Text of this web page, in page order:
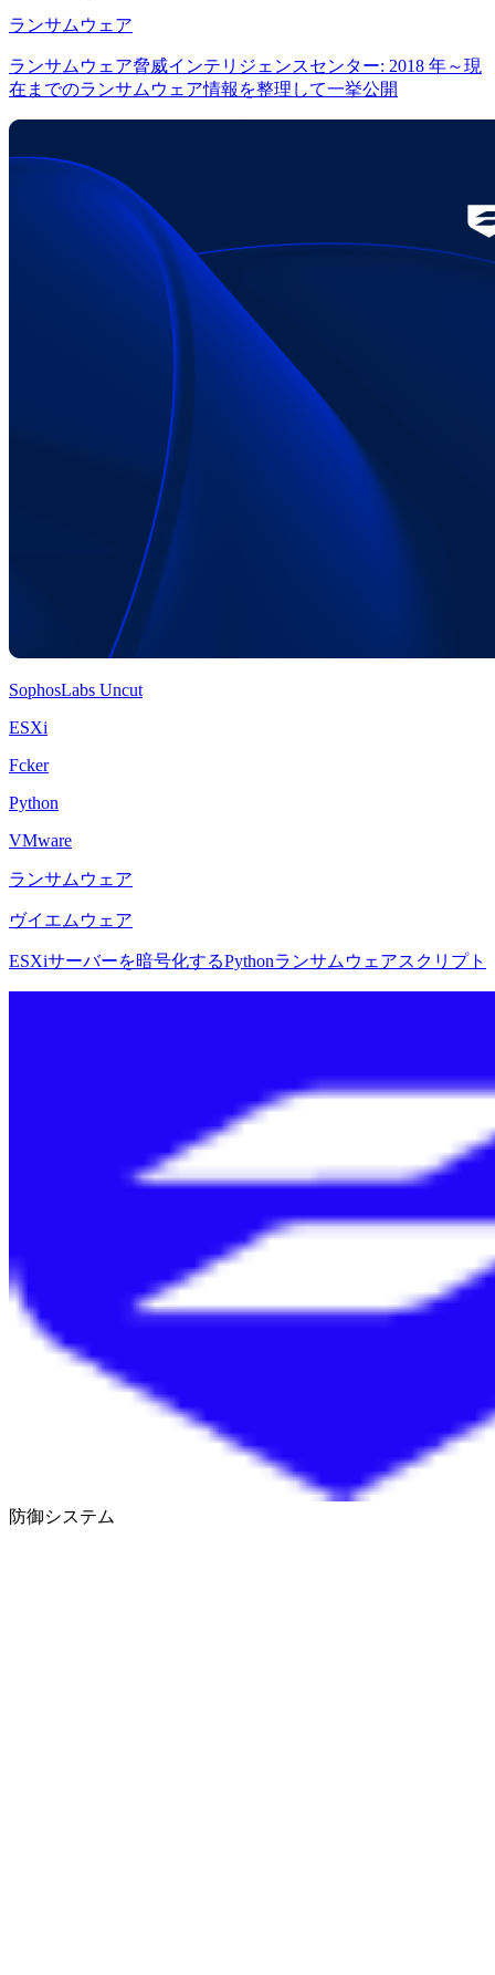
ランサムウェア
ランサムウェア脅威インテリジェンスセンター: 2018 年～現
在までのランサムウェア情報を整理して一挙公開
SophosLabs Uncut
ESXi
Fcker
Python
VMware
ランサムウェア
ヴイエムウェア
ESXiサーバーを暗号化するPythonランサムウェアスクリプト
防御システム